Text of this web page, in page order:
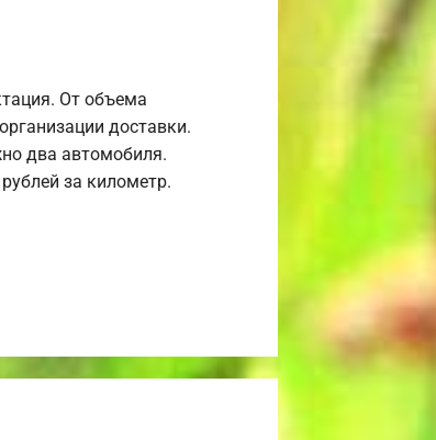
От объема
доставки.
два автомобиля.
за километр.